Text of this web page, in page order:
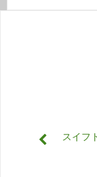
スイフ